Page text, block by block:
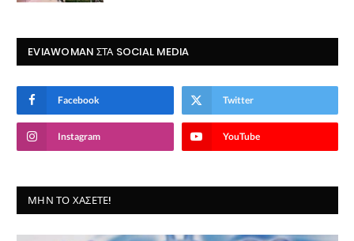
EVIAWOMAN ΣΤΑ SOCIAL MEDIA
Facebook Twitter
Instagram YouTube
ΜΗΝ ΤΟ ΧΆΣΕΤΕ!